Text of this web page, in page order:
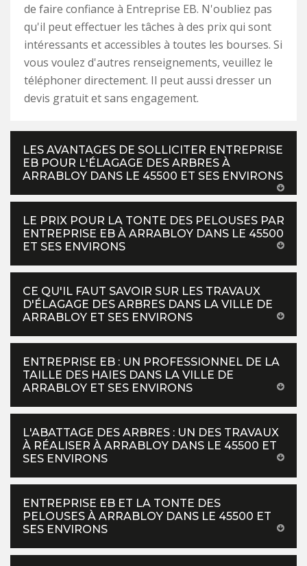
de faire confiance à Entreprise EB. N'oubliez pas
qu'il peut effectuer les tâches à des prix qui sont
intéressants et accessibles à toutes les bourses. Si
vous voulez d'autres renseignements, veuillez le
téléphoner directement. Il peut aussi dresser un
devis gratuit et sans engagement.
LES AVANTAGES DE SOLLICITER ENTREPRISE
EB POUR L'ÉLAGAGE DES ARBRES À
ARRABLOY DANS LE 45500 ET SES ENVIRONS
LE PRIX POUR LA TONTE DES PELOUSES PAR
ENTREPRISE EB À ARRABLOY DANS LE 45500
ET SES ENVIRONS
CE QU'IL FAUT SAVOIR SUR LES TRAVAUX
D'ÉLAGAGE DES ARBRES DANS LA VILLE DE
ARRABLOY ET SES ENVIRONS
ENTREPRISE EB : UN PROFESSIONNEL DE LA
TAILLE DES HAIES DANS LA VILLE DE
ARRABLOY ET SES ENVIRONS
L'ABATTAGE DES ARBRES : UN DES TRAVAUX
À RÉALISER À ARRABLOY DANS LE 45500 ET
SES ENVIRONS
ENTREPRISE EB ET LA TONTE DES
PELOUSES À ARRABLOY DANS LE 45500 ET
SES ENVIRONS